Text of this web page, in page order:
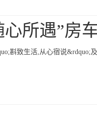
所遇”房
斟致生活,从心宿说